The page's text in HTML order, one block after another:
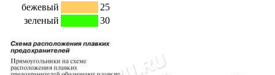
бежевый
25
зеленый
30